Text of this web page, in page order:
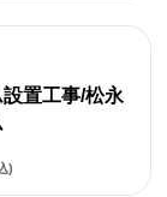
置工事/松永
)